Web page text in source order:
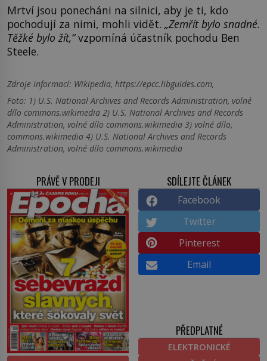
Mrtví jsou ponecháni na silnici, aby je ti, kdo
pochodují za nimi, mohli vidět. „Zemřít bylo snadné.
Těžké bylo žít,“vzpomíná účastník pochodu Ben
Steele.
Zdroje informací: Wikipedia, https://epcc.libguides.com,
Foto: 1) U.S. National Archives and Records Administration, volné
dílo commons.wikimedia 2) U.S. National Archives and Records
Administration, volné dílo commons.wikimedia 3) volné dílo,
commons.wikimedia 4) U.S. National Archives and Records
Administration, volné dílo commons.wikimedia
PRÁVĚ V PRODEJI SDÍLEJTE ČLÁNEK
Facebook
Twitter
Pinterest
Email
PŘEDPLATNÉ
ELEKTRONICKÉ